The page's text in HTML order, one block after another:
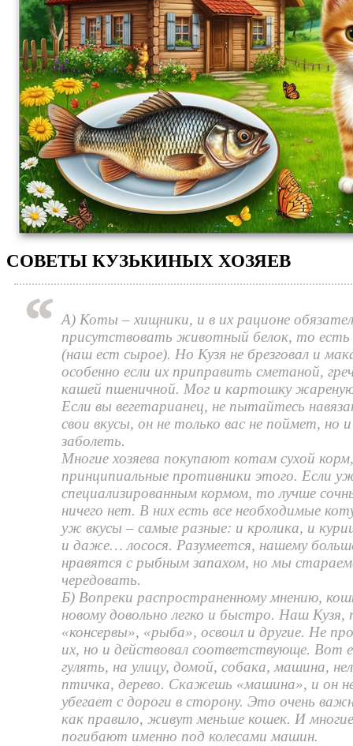
СОВЕТЫ КУЗЬКИНЫХ ХОЗЯЕВ
А) Коты – хищники, и в их рационе
присутствовать животный белок, то есть
(наш ест сырое). Но Кузя не брезговал и
особенно если их приправить сметаной,
кашей пшеничной. Мог и картошку
Если вы вегетарианец, не пытайтесь
свои вкусы, он не только вас не поймет,
заболеть.
Многие хозяева покупают котам сухой
принципиальные противники этого. Если
специализированным кормом, то лучше
ничего нет. В них есть все необходимые
уж вкусы – самые разные: и кролика, и
и даже… лосося. Разумеется, нашему
нравятся с рыбным запахом, но мы
чередовать.
Б) Вопреки распространенному мнению,
новому довольно легко и быстро. Наш Кузя,
«консервы», «рыба», освоил и другие. Не
их, но и действовал соответствующе. Вот
гулять, на улицу, домой, собака, машина,
птичка, дерево. Скажешь «машина», и он
убегает с дороги в сторону. Это очень
как правило, живут меньше кошек. И
погибают именно под колесами машин.